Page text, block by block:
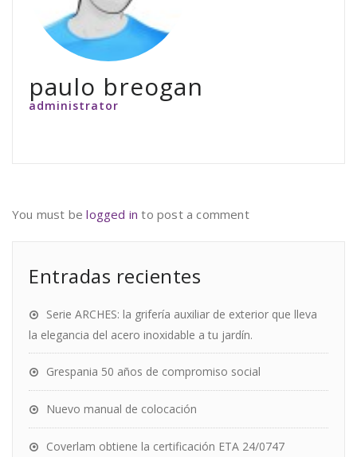
paulo breogan
administrator
You must belogged in to post a comment
Entradas recientes
Serie ARCHES: la grifería auxiliar de exterior que lleva
la elegancia del acero inoxidable a tu jardín.
Grespania 50 años de compromiso social
Nuevo manual de colocación
Coverlam obtiene la certificación ETA 24/0747